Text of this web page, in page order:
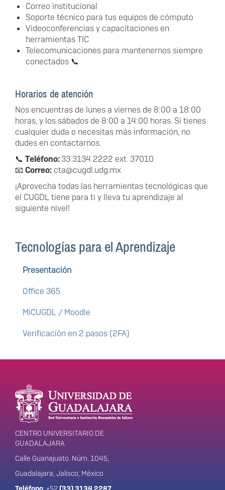
Correo institucional
Soporte técnico para tus equipos de cómputo
Videoconferencias y capacitaciones en
herramientas TIC
Telecomunicaciones para mantenernos siempre
conectados 📞
Horarios de atención
Nos encuentras de lunes a viernes de 8:00 a 18:00
horas, y los sábados de 8:00 a 14:00 horas. Si tienes
cualquier duda o necesitas más información, no
dudes en contactarnos.
📞 Teléfono:33 3134 2222 ext. 37010
📧 Correo: cta@cugdl.udg.mx
¡Aprovecha todas las herramientas tecnológicas que
el CUGDL tiene para ti y lleva tu aprendizaje al
siguiente nivel!
Tecnologías para el Aprendizaje
Presentación
Office 365
MiCUGDL / Moodle
Verificación en 2 pasos (2FA)
Enlaces de interés
Información del
portal
CENTRO UNIVERSITARIO DE
GUADALAJARA
Calle Guanajuato. Núm. 1045,
Guadalajara, Jalisco, México